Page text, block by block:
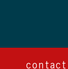
contact